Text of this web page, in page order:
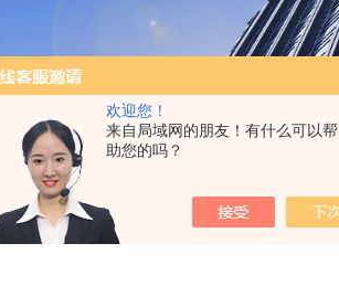
欢迎您！
来自局域网的朋友！有什么可以帮
助您的吗？